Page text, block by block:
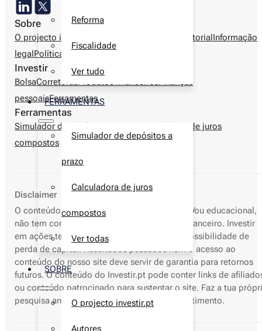
Reforma
Fiscalidade
Ver tudo
FERRAMENTAS
Simulador de depósitos a
prazo
Calculadora de juros
compostos
Ver todas
SOBRE
O projecto investir.pt
Autores
Sobre
O projecto investir.pt Metodologia editorialInformação
legalPolítica de privacidade
Investir
BolsaCorretorasProdutos financeirosFinanças
pessoaisFerramentas
Ferramentas
Simulador de depósitos a prazo
Calculadora de juros
compostos
Disclaimer
O conteúdo deste site é apenas informativo e/ou educacional,
não tem como objetivo o aconselhamento financeiro. Investir
em ações tem elevados riscos, incluindo a possibilidade de
perda de capital. Resultados passados nem o acesso ao
conteúdo do nosso site deve servir de garantia para retornos
futuros. O conteúdo do Investir.pt pode conter links de
ou conteúdo patrocinado para sustentar o site. Faz a tua
pesquisa antes de tomares decisões de investimento.